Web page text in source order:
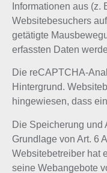
Informationen aus (z.
Websitebesuchers
getätigte
erfassten Daten
Die reCAPTCHA-
Hintergrund.
hingewiesen, dass
Die Speicherung und
Grundlage von Art. 6
Websitebetreiber hat
seine Webangebote